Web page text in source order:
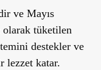
ve Mayıs
olarak tüketilen
destekler ve
lezzet katar.